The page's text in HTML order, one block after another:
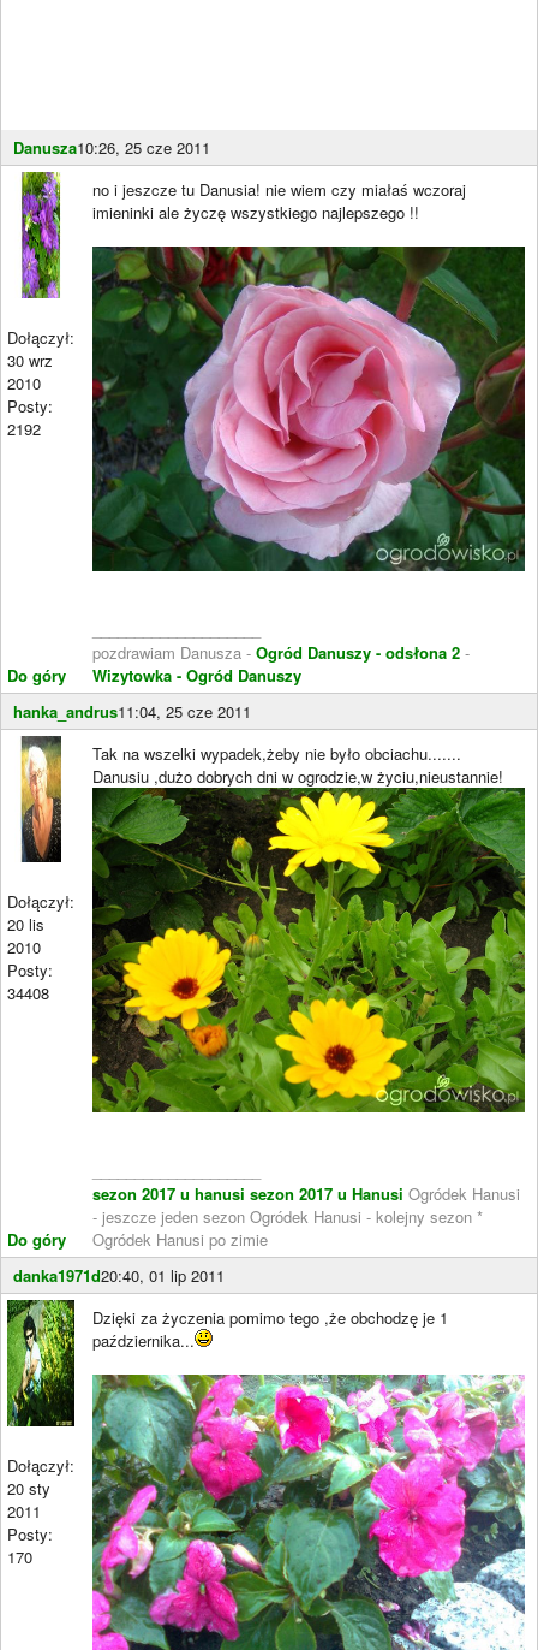
Danusza10:26, 25 cze 2011
Dołączył:
30 wrz
2010
Posty:
2192
Do góry
no i jeszcze tu Danusia! nie wiem czy miałaś wczoraj
imieninki ale życzę wszystkiego najlepszego !!
pozdrawiam Danusza - Ogród Danuszy - odsłona 2 -
Wizytowka - Ogród Danuszy
hanka_andrus11:04, 25 cze 2011
Dołączył:
20 lis
2010
Posty:
34408
Do góry
Tak na wszelki wypadek,żeby nie było obciachu.......
Danusiu ,dużo dobrych dni w ogrodzie,w życiu,nieustannie!
sezon 2017 u hanusi sezon 2017 u Hanusi Ogródek Hanusi
- jeszcze jeden sezon Ogródek Hanusi - kolejny sezon *
Ogródek Hanusi po zimie
danka1971d20:40, 01 lip 2011
Dołączył:
20 sty
2011
Posty:
170
Dzięki za życzenia pomimo tego ,że obchodzę je 1
października...